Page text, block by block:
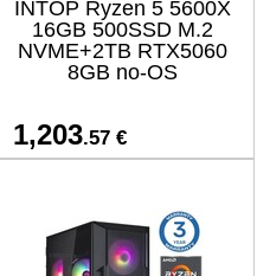
INTOP Ryzen 5 5600X
16GB 500SSD M.2
NVME+2TB RTX5060
8GB no-OS
1,203.57 €